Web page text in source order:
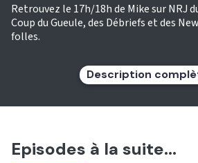
Retrouvez le 17h/18h de Mike sur NRJ
Coup du Gueule, des Débriefs et des
folles.
Description
Episodes à la suite...